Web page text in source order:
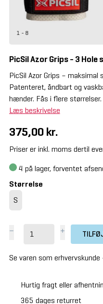
1 - 8
PicSil Azor Grips - 3 Hole
PicSil Azor Grips –
Patenteret, åndbart og
hænder. Fås i flere størrelser.
Læs beskrivelse
375,00 kr.
Priser er inkl. moms dertil
4 på lager, forventet
Størrelse
S
Se varen som erhvervskunde
Hurtig fragt eller
365 dages returret